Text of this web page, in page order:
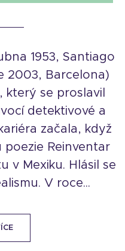
1953, Santiago
2003, Barcelona)
který se proslavil
detektivové a
začala, když
poezie Reinventar
v Mexiku. Hlásil se
V roce...